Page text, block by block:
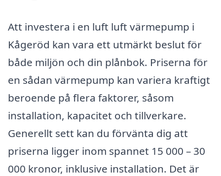
Att investera i en luft luft värmepump i
Kågeröd kan vara ett utmärkt beslut för
både miljön och din plånbok. Priserna för
en sådan värmepump kan variera kraftigt
beroende på flera faktorer, såsom
installation, kapacitet och tillverkare.
Generellt sett kan du förvänta dig att
priserna ligger inom spannet 15 000 – 30
000 kronor, inklusive installation. Det är